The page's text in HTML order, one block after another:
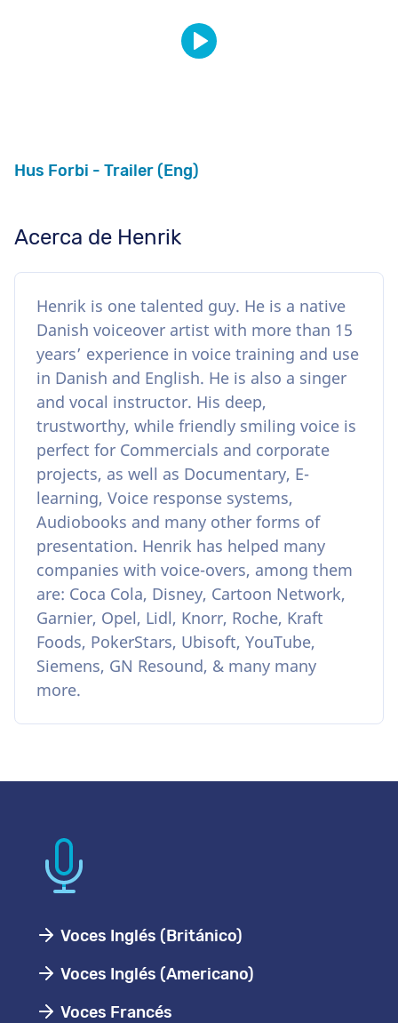
Hus Forbi - Trailer (Eng)
Acerca de Henrik
Henrik is one talented guy. He is a native
Danish voiceover artist with more than 15
years’ experience in voice training and use
in Danish and English. He is also a singer
and vocal instructor. His deep,
trustworthy, while friendly smiling voice is
perfect for Commercials and corporate
projects, as well as Documentary, E-
learning, Voice response systems,
Audiobooks and many other forms of
presentation. Henrik has helped many
companies with voice-overs, among them
are: Coca Cola, Disney, Cartoon Network,
Garnier, Opel, Lidl, Knorr, Roche, Kraft
Foods, PokerStars, Ubisoft, YouTube,
Siemens, GN Resound, & many many
more.
Voces Inglés (Británico)
Voces Inglés (Americano)
Voces Francés